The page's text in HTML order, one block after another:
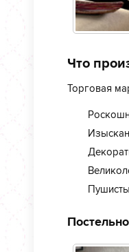
Что
Торговая